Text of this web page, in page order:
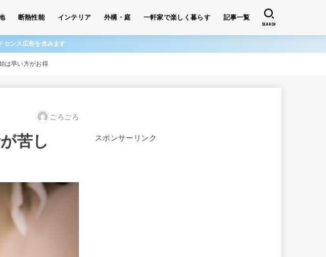
断熱性能 インテリア 外構・庭 一軒家で楽しく暮らす 記事一覧
SEARCH
センス広告を含みます
は早い方がお得
ごろごろ
苦し
スポンサーリンク